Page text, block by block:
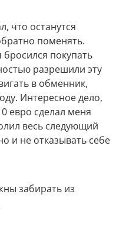
что останутся
поменять.
бросился покупать
разрешили эту
в обменник,
Интересное дело,
евро сделал меня
весь следующий
и не отказывать себе
забирать из